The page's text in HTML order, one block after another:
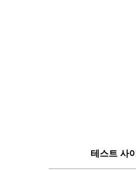
테스트 사